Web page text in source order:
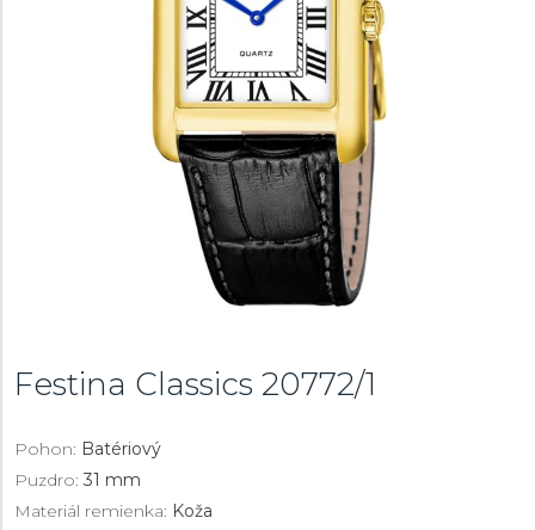
Festina Classics 20772/1
Pohon: Batériový
Puzdro: 31 mm
Materiál remienka: Koža